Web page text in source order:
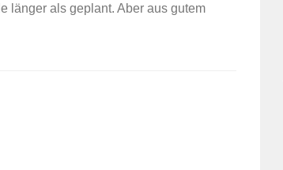
länger als geplant. Aber aus gutem